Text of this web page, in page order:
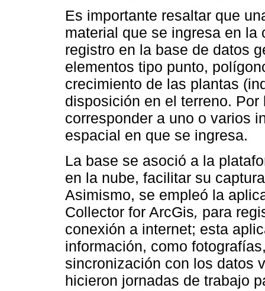
Es importante resaltar que
material que se ingresa en
registro en la base de datos
elementos tipo punto,
crecimiento de las plantas
disposición en el terreno.
corresponder a uno o varios
espacial en que se ingresa.
La base se asoció a la
en la nube, facilitar su
Asimismo, se empleó la
Collector for ArcGis, para
conexión a internet; esta
información, como
sincronización con los datos
hicieron jornadas de trabajo